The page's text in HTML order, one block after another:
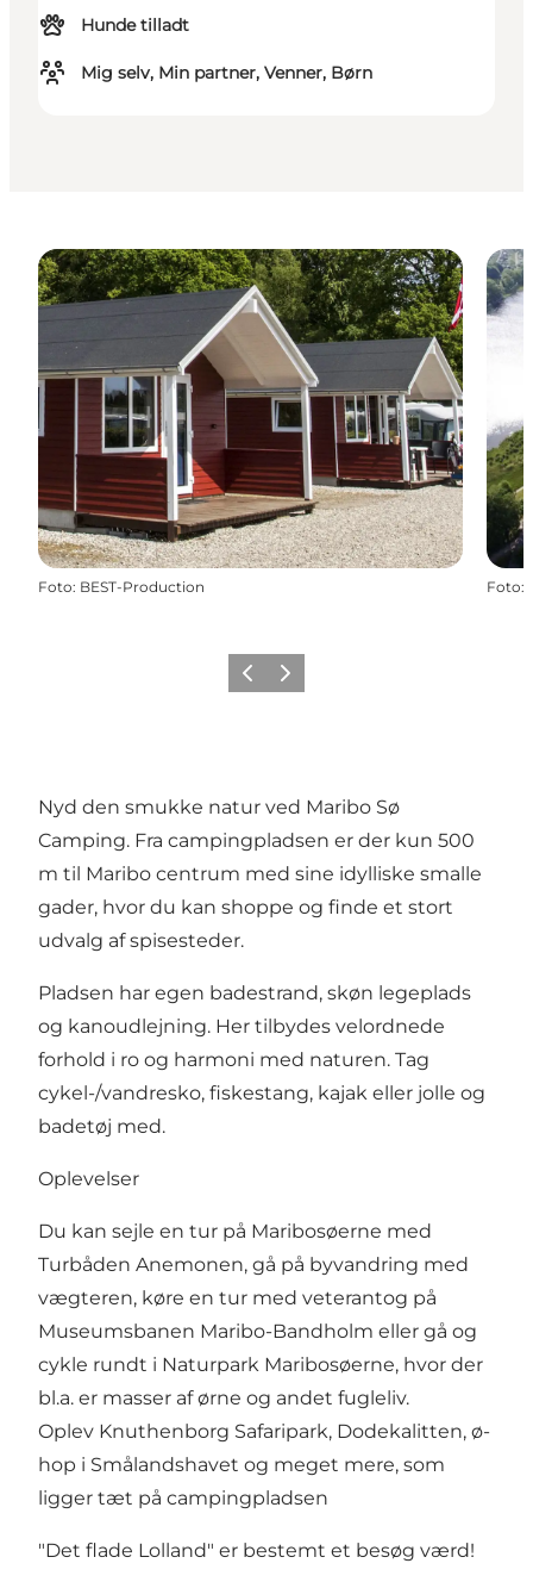
Hunde tilladt
Mig selv, Min partner, Venner, Børn
Foto: BEST-Production Foto:
ForrigeNæste
Nyd den smukke natur ved Maribo Sø
Camping. Fra campingpladsen er der kun 500
m til Maribo centrum med sine idylliske smalle
gader, hvor du kan shoppe og finde et stort
udvalg af spisesteder.
Pladsen har egen badestrand, skøn legeplads
og kanoudlejning. Her tilbydes velordnede
forhold i ro og harmoni med naturen. Tag
cykel-/vandresko, fiskestang, kajak eller jolle og
badetøj med.
Oplevelser
Du kan sejle en tur på Maribosøerne med
Turbåden Anemonen, gå på byvandring med
vægteren, køre en tur med veterantog på
Museumsbanen Maribo-Bandholm eller gå og
cykle rundt i Naturpark Maribosøerne, hvor der
bl.a. er masser af ørne og andet fugleliv.
Oplev Knuthenborg Safaripark, Dodekalitten, ø-
hop i Smålandshavet og meget mere, som
ligger tæt på campingpladsen
"Det flade Lolland" er bestemt et besøg værd!